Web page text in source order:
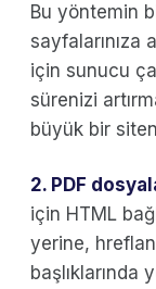
Bu yöntemin
sayfalarınıza
için sunucu
sürenizi
büyük bir
2. PDF
için HTML
yerine,